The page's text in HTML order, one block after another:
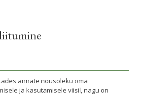
annate nõusoleku oma
ja kasutamisele viisil, nagu on